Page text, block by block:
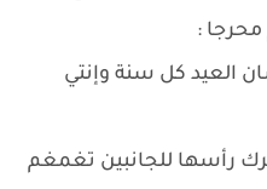
:
العيد كل سنة وإنتي
رأسها للجانبين تغمغم